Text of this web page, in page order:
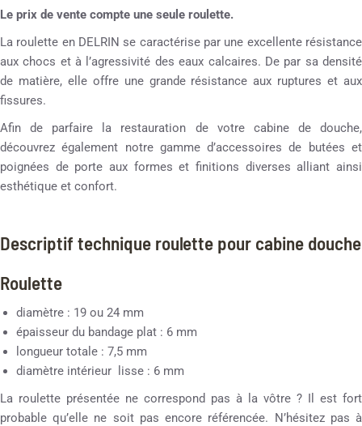
Le prix de vente compte une seule roulette.
La roulette en DELRIN se caractérise par une excellente résistance
aux chocs et à l’agressivité des eaux calcaires. De par sa densité
de matière, elle offre une grande résistance aux ruptures et aux
fissures.
Afin de parfaire la restauration de votre cabine de douche,
découvrez également notre gamme d’accessoires de butées et
poignées de porte aux formes et finitions diverses alliant ainsi
esthétique et confort.
Descriptif technique roulette pour cabine douche
Roulette
diamètre : 19 ou 24 mm
épaisseur du bandage plat : 6 mm
longueur totale : 7,5 mm
diamètre intérieur lisse : 6 mm
La roulette présentée ne correspond pas à la vôtre ? Il est fort
probable qu’elle ne soit pas encore référencée. N’hésitez pas à